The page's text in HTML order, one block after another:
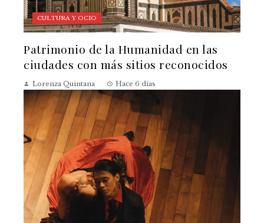
CULTURA Y OCIO
Patrimonio de la Humanidad en las
ciudades con más sitios reconocidos
Lorenza Quintana Hace 6 días